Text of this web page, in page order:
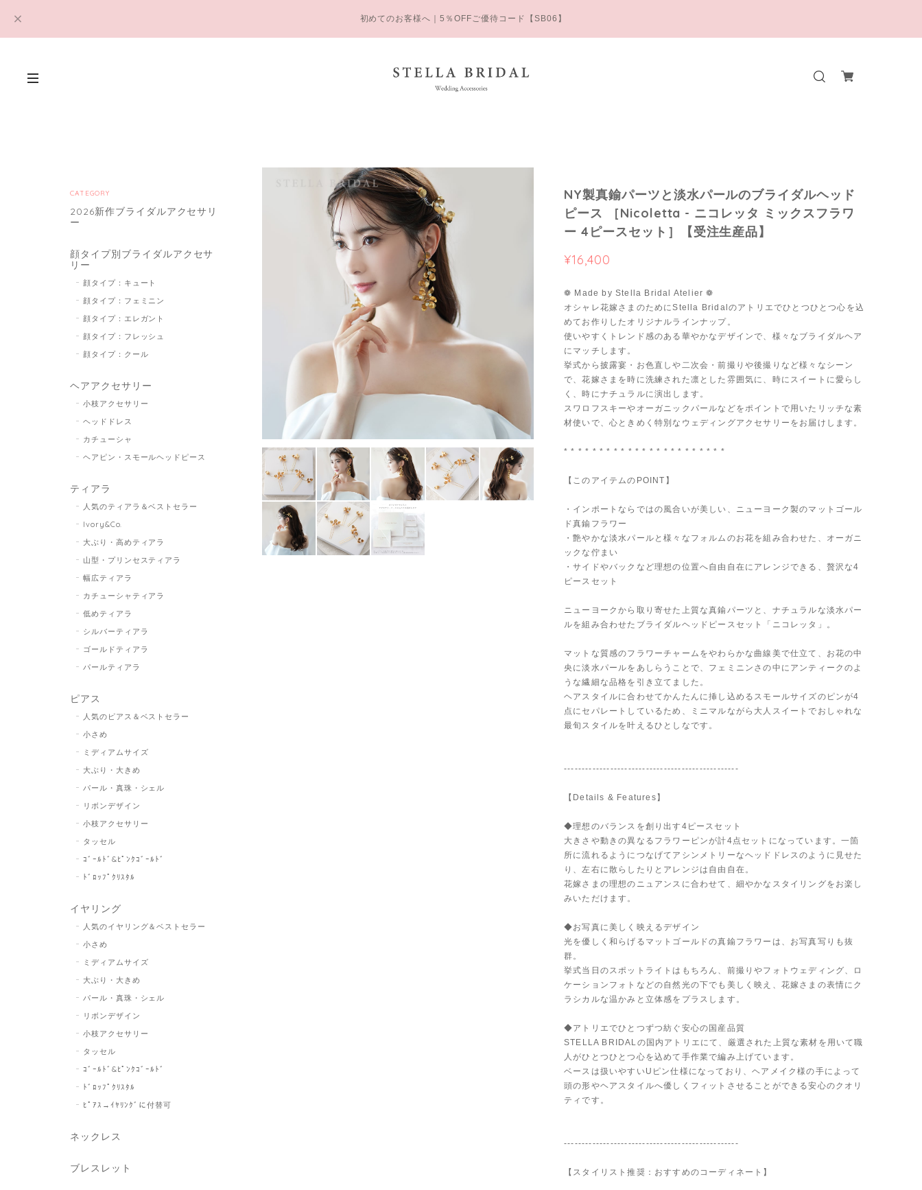
初めてのお客様へ｜5％OFFご優待コード【SB06】
NY製真鍮パーツと淡水パールのブライダルヘッド
ピース ［Nicoletta - ニコレッタ ミックスフラワ
ー 4ピースセット］【受注生産品】
¥16,400
❁ Made by Stella Bridal Atelier ❁
オシャレ花嫁さまのためにStella Bridalのアトリエでひとつひとつ心を込
めてお作りしたオリジナルラインナップ。
使いやすくトレンド感のある華やかなデザインで、様々なブライダルヘア
にマッチします。
挙式から披露宴・お色直しや二次会・前撮りや後撮りなど様々なシーン
で、花嫁さまを時に洗練された凛とした雰囲気に、時にスイートに愛らし
く、時にナチュラルに演出します。
スワロフスキーやオーガニックパールなどをポイントで用いたリッチな素
材使いで、心ときめく特別なウェディングアクセサリーをお届けします。
* * * * * * * * * * * * * * * * * * * * * * *
【このアイテムのPOINT】
・インポートならではの風合いが美しい、ニューヨーク製のマットゴール
ド真鍮フラワー
・艶やかな淡水パールと様々なフォルムのお花を組み合わせた、オーガニ
ックな佇まい
・サイドやバックなど理想の位置へ自由自在にアレンジできる、贅沢な4
ピースセット
ニューヨークから取り寄せた上質な真鍮パーツと、ナチュラルな淡水パー
ルを組み合わせたブライダルヘッドピースセット「ニコレッタ」。
マットな質感のフラワーチャームをやわらかな曲線美で仕立て、お花の中
央に淡水パールをあしらうことで、フェミニンさの中にアンティークのよ
うな繊細な品格を引き立てました。
ヘアスタイルに合わせてかんたんに挿し込めるスモールサイズのピンが4
点にセパレートしているため、ミニマルながら大人スイートでおしゃれな
最旬スタイルを叶えるひとしなです。
-------------------------------------------------
【Details & Features】
◆理想のバランスを創り出す4ピースセット
大きさや動きの異なるフラワーピンが計4点セットになっています。一箇
所に流れるようにつなげてアシンメトリーなヘッドドレスのように見せた
り、左右に散らしたりとアレンジは自由自在。
花嫁さまの理想のニュアンスに合わせて、細やかなスタイリングをお楽し
みいただけます。
◆お写真に美しく映えるデザイン
光を優しく和らげるマットゴールドの真鍮フラワーは、お写真写りも抜
群。
挙式当日のスポットライトはもちろん、前撮りやフォトウェディング、ロ
ケーションフォトなどの自然光の下でも美しく映え、花嫁さまの表情にク
ラシカルな温かみと立体感をプラスします。
◆アトリエでひとつずつ紡ぐ安心の国産品質
STELLA BRIDALの国内アトリエにて、厳選された上質な素材を用いて職
人がひとつひとつ心を込めて手作業で編み上げています。
ベースは扱いやすいUピン仕様になっており、ヘアメイク様の手によって
頭の形やヘアスタイルへ優しくフィットさせることができる安心のクオリ
ティです。
-------------------------------------------------
【スタイリスト推奨：おすすめのコーディネート】
CATEGORY
2026新作ブライダルアクセサリ
ー
顔タイプ別ブライダルアクセサ
リー
顔タイプ：キュート
顔タイプ：フェミニン
顔タイプ：エレガント
顔タイプ：フレッシュ
顔タイプ：クール
ヘアアクセサリー
小枝アクセサリー
ヘッドドレス
カチューシャ
ヘアピン・スモールヘッドピース
ティアラ
人気のティアラ＆ベストセラー
Ivory&Co.
大ぶり・高めティアラ
山型・プリンセスティアラ
幅広ティアラ
カチューシャティアラ
低めティアラ
シルバーティアラ
ゴールドティアラ
パールティアラ
ピアス
人気のピアス＆ベストセラー
小さめ
ミディアムサイズ
大ぶり・大きめ
パール・真珠・シェル
リボンデザイン
小枝アクセサリー
タッセル
ｺﾞｰﾙﾄﾞ&ﾋﾟﾝｸｺﾞｰﾙﾄﾞ
ﾄﾞﾛｯﾌﾟｸﾘｽﾀﾙ
イヤリング
人気のイヤリング＆ベストセラー
小さめ
ミディアムサイズ
大ぶり・大きめ
パール・真珠・シェル
リボンデザイン
小枝アクセサリー
タッセル
ｺﾞｰﾙﾄﾞ&ﾋﾟﾝｸｺﾞｰﾙﾄﾞ
ﾄﾞﾛｯﾌﾟｸﾘｽﾀﾙ
ﾋﾟｱｽ→ｲﾔﾘﾝｸﾞに付替可
ネックレス
ブレスレット